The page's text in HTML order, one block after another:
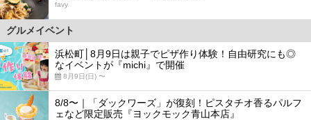
favy
グルメイベント
浜松町│8月9日は親子でピザ作り体験！自由研究にも◎
なイベントが『michi』で開催
8月9日(日) 〜
8/8〜｜「ダックワーズ」が復刻！ピスタチオ香るパルフ
ェなど限定販売『ヨックモック青山本店』